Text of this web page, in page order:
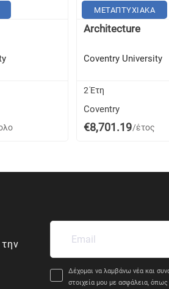
ΜΕΤΑΠΤΥΧΙΑΚΑ
Architecture
Coventry University
2 Έτη
Coventry
€8,701.19/έτος
Δέχομαι να λαμβάνω νέα και
στοιχεία μου με ασφάλεια, όπως